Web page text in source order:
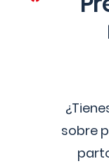
sobre